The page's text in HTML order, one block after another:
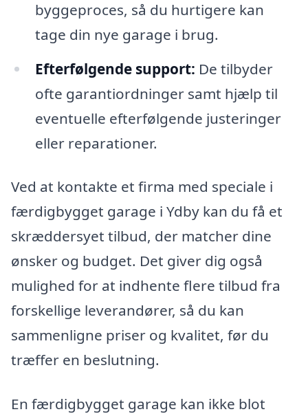
byggeproces, så du hurtigere kan
tage din nye garage i brug.
Efterfølgende support: De tilbyder
ofte garantiordninger samt hjælp til
eventuelle efterfølgende justeringer
eller reparationer.
Ved at kontakte et firma med speciale i
færdigbygget garage i Ydby kan du få et
skræddersyet tilbud, der matcher dine
ønsker og budget. Det giver dig også
mulighed for at indhente flere tilbud fra
forskellige leverandører, så du kan
sammenligne priser og kvalitet, før du
træffer en beslutning.
En færdigbygget garage kan ikke blot